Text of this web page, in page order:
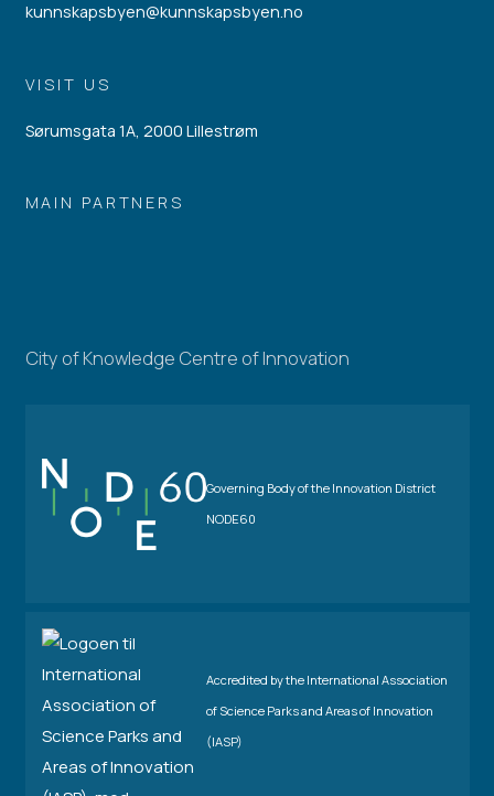
kunnskapsbyen@kunnskapsbyen.no
VISIT US
Sørumsgata 1A, 2000 Lillestrøm
MAIN PARTNERS
City of Knowledge Centre of Innovation
Governing Body of the Innovation District
NODE60
Accredited by the International Association
of Science Parks and Areas of Innovation
(IASP)